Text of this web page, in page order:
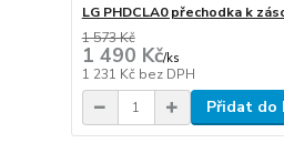
LG PHDCLA0 přechodka k
1 573 Kč
1 490 Kč/ks
1 231 Kč bez DPH
Přidat do